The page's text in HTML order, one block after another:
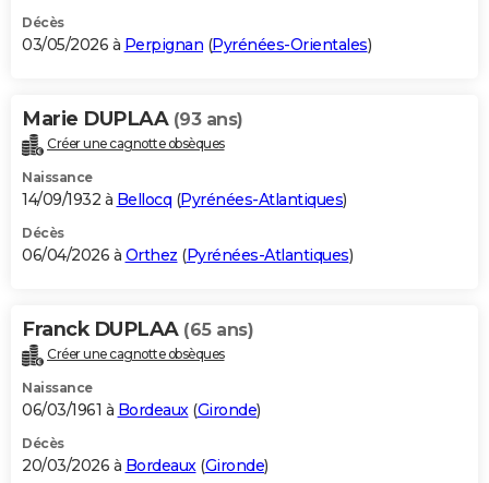
S'inscrire
Se connecter
Lycées
Collèges
Primaires
Universités
Entreprises
Service militaire
Avis de recherche
AVIS DE DÉCÈS
Bricolage
Lifestyle
Culture
Sport
Auto
Television
Voyage
Cinema
Décès
03/05/2026 à Perpignan (Pyrénées-Orientales)
Marie DUPLAA (93 ans)
Créer une cagnotte obsèques
Naissance
14/09/1932 à Bellocq (Pyrénées-Atlantiques)
Décès
06/04/2026 à Orthez (Pyrénées-Atlantiques)
Franck DUPLAA (65 ans)
Créer une cagnotte obsèques
Naissance
06/03/1961 à Bordeaux (Gironde)
Décès
20/03/2026 à Bordeaux (Gironde)